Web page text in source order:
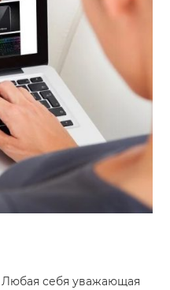
себя уважающая